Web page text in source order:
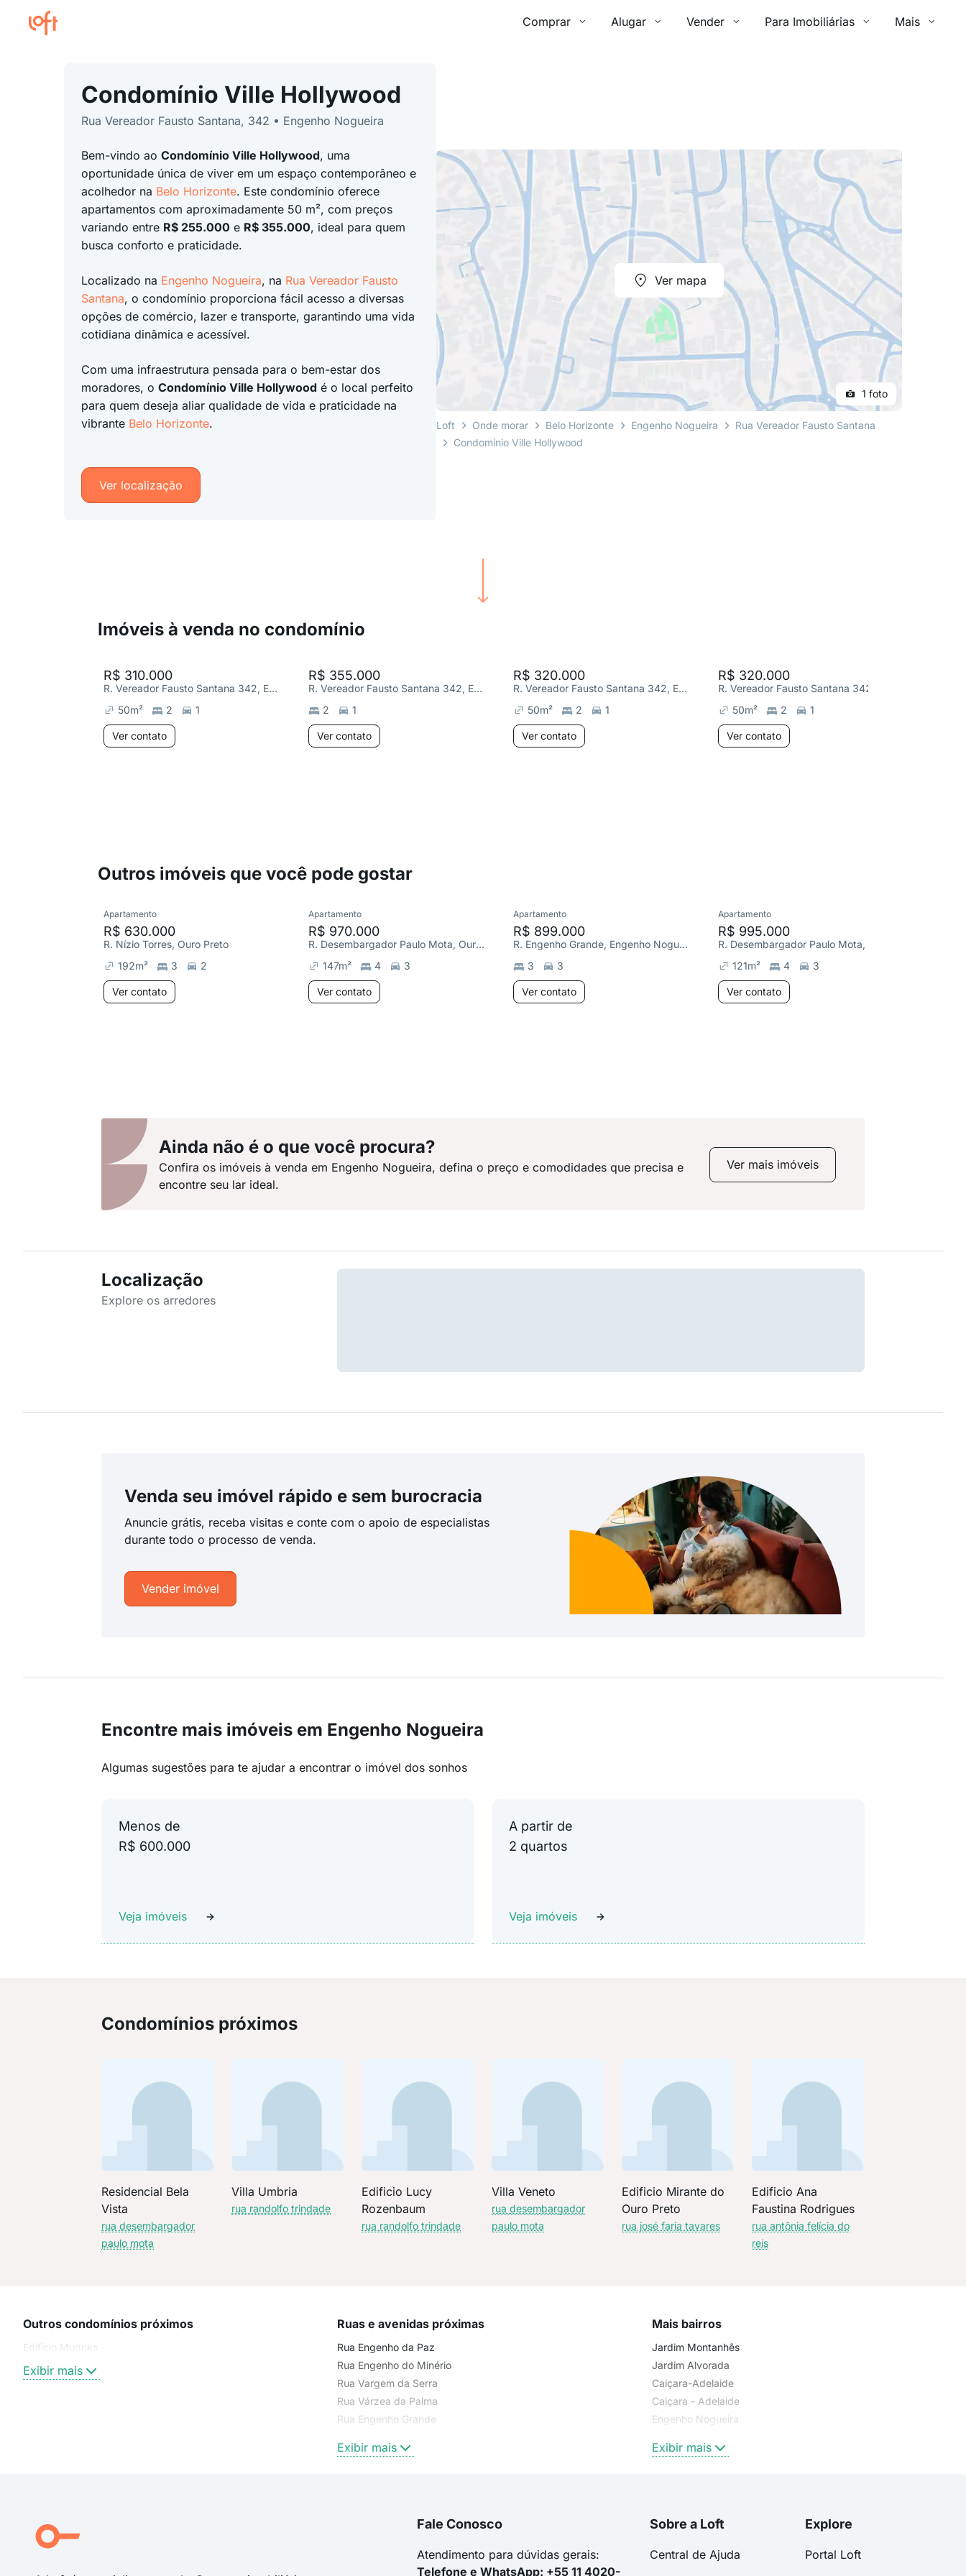
Comprar Alugar Vender Para Imobiliárias Mais
Condomínio Ville Hollywood
Rua Vereador Fausto Santana, 342 • Engenho Nogueira
Bem-vindo ao Condomínio Ville Hollywood, uma
oportunidade única de viver em um espaço contemporâneo e
acolhedor na Belo Horizonte. Este condomínio oferece
apartamentos com aproximadamente 50 m², com preços
variando entre R$ 255.000 e R$ 355.000, ideal para quem
busca conforto e praticidade.
Localizado na Engenho Nogueira, na Rua Vereador Fausto
Santana, o condomínio proporciona fácil acesso a diversas
opções de comércio, lazer e transporte, garantindo uma vida
cotidiana dinâmica e acessível.
Com uma infraestrutura pensada para o bem-estar dos
moradores, o Condomínio Ville Hollywood é o local perfeito
para quem deseja aliar qualidade de vida e praticidade na
vibrante Belo Horizonte.
Ver localização
Ver mapa
1 foto
Loft Onde morar Belo Horizonte Engenho Nogueira
Rua Vereador Fausto Santana
Condomínio Ville Hollywood
Imóveis à venda no condomínio
R$ 310.000
R. Vereador Fausto Santana 342, Engenho Nogueira
50m² 2 1
Ver contato
R$ 355.000
R. Vereador Fausto Santana 342, Engenho Nogueira
2
1
Ver contato
R$ 320.000
R. Vereador Fausto Santana 342, Engenho Nogueira
50m² 2 1
Ver contato
R$ 320.000
50m² 2 1
Ver contato
Outros imóveis que você pode gostar
Apartamento
R$ 630.000
R. Nízio Torres, Ouro Preto
192m² 3 2
Ver contato
Apartamento
R$ 970.000
R. Desembargador Paulo Mota, Ouro Preto
147m² 4 3
Ver contato
Apartamento
R$ 899.000
R. Engenho Grande, Engenho Nogueira
3
3
Ver contato
Apartamento
R$ 995.000
121m² 4 3
Ver contato
Ainda não é o que você procura?
Confira os imóveis à venda em Engenho Nogueira, defina o preço e comodidades que precisa e
encontre seu lar ideal.
Ver mais imóveis
Localização
Explore os arredores
Venda seu imóvel rápido e sem burocracia
Anuncie grátis, receba visitas e conte com o apoio de especialistas
durante todo o processo de venda.
Vender imóvel
Encontre mais imóveis em Engenho Nogueira
Algumas sugestões para te ajudar a encontrar o imóvel dos sonhos
Menos de
R$ 600.000
Veja imóveis
A partir de
2 quartos
Veja imóveis
Condomínios próximos
Residencial Bela
Vista
rua desembargador
paulo mota
Villa Umbria
rua randolfo trindade
Edificio Lucy
Rozenbaum
rua randolfo trindade
Villa Veneto
rua desembargador
paulo mota
Edificio Mirante do
Ouro Preto
rua josé faria tavares
Edificio Ana
Faustina Rodrigues
rua antônia felícia do
reis
Outros condomínios próximos
Edifício Mudriks
Exibir mais
Ruas e avenidas próximas
Rua Engenho da Paz
Rua Engenho do Minério
Rua Vargem da Serra
Rua Várzea da Palma
Rua Engenho Grande
Rua Engenho do Sol
Exibir mais
Mais bairros
Jardim Montanhês
Jardim Alvorada
Caiçara-Adelaide
Caiçara - Adelaide
Engenho Nogueira
Exibir mais
Fale Conosco
Atendimento para dúvidas gerais:
Telefone e WhatsApp: +55 11 4020-
Sobre a Loft
Central de Ajuda
Explore
Portal Loft